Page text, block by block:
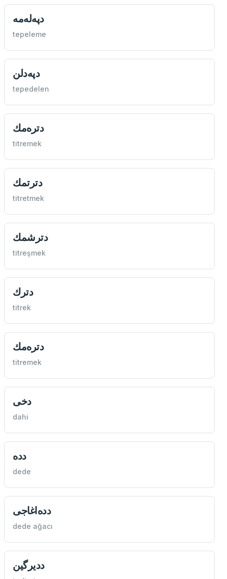
دپه‌له‌مه
tepeleme
دپه‌دلن
tepedelen
دتره‌مك
titremek
دترتمك
titretmek
دترشمك
titreşmek
دترك
titrek
دتره‌مك
titremek
دخی
dahi
دده
dede
دده‌اغاجی
dede ağacı
دديرگین